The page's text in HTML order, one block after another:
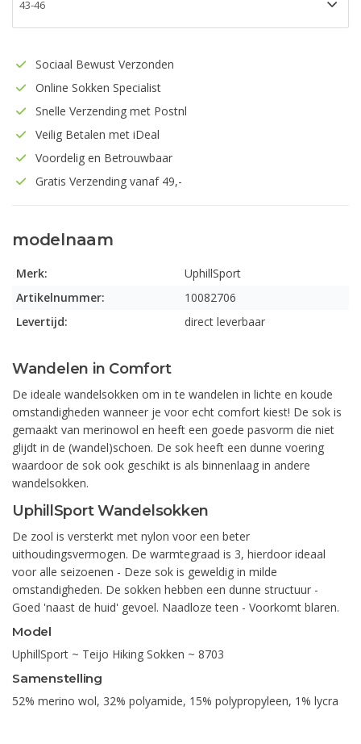
Sociaal Bewust Verzonden
Online Sokken Specialist
Snelle Verzending met Postnl
Veilig Betalen met iDeal
Voordelig en Betrouwbaar
Gratis Verzending vanaf 49,-
modelnaam
Merk:
UphillSport
Artikelnummer:
10082706
Levertijd:
direct leverbaar
Wandelen in Comfort
De ideale wandelsokken om in te wandelen in lichte en koude
omstandigheden wanneer je voor echt comfort kiest! De sok is
gemaakt van merinowol en heeft een goede pasvorm die niet
glijdt in de (wandel)schoen. De sok heeft een dunne voering
waardoor de sok ook geschikt is als binnenlaag in andere
wandelsokken.
UphillSport Wandelsokken
De zool is versterkt met nylon voor een beter
uithoudingsvermogen. De warmtegraad is 3, hierdoor ideaal
voor alle seizoenen - Deze sok is geweldig in milde
omstandigheden. De sokken hebben een dunne structuur -
Goed 'naast de huid' gevoel. Naadloze teen - Voorkomt blaren.
Model
UphillSport ~ Teijo Hiking Sokken ~ 8703
Samenstelling
52% merino wol, 32% polyamide, 15% polypropyleen, 1% lycra